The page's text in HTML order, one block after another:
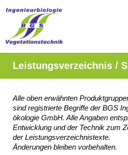
überspringen
Produktgruppen
AquaGreen®
Röhrichtinsel
Schwimmberme
Schwimmende
Tauchwand
Datenschutz
Suche
MENÜ
SCHLIESSEN
ArmaFlor®
Leistungsverzeichnis /
Alle oben erwähnten
sind registrierte Begriffe der BGS
ökologie GmbH. Alle Angaben
Entwicklung und der Technik zum
der Leistungsverzeichnistexte.
Änderungen bleiben vorbehalten.